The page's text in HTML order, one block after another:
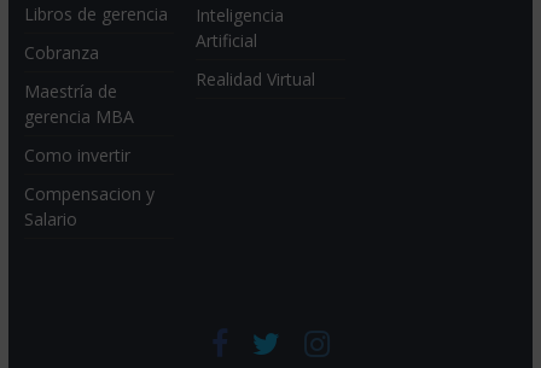
Libros de gerencia
Cobranza
Maestría de
gerencia MBA
Como invertir
Compensacion y
Salario
Inteligencia
Artificial
Realidad Virtual